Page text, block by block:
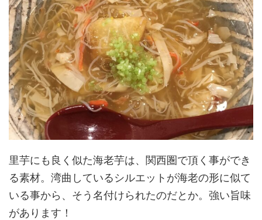
里芋にも良く似た海老芋は、関西圏で頂く事ができ
る素材。湾曲しているシルエットが海老の形に似て
いる事から、そう名付けられたのだとか。強い旨味
があります！